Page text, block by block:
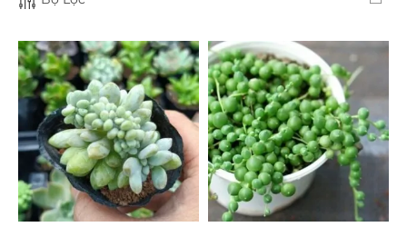
LỌC
DANH MỤC SẢN PHẨM
Giá Sỉ Đại Lý (145)